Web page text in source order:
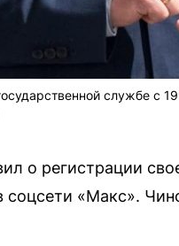
службе с
о регистрации
соцсети «Макс».